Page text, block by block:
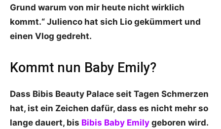
Grund warum von mir heute nicht wirklich
kommt.“ Julienco hat sich Lio gekümmert und
einen Vlog gedreht.
Kommt nun Baby Emily?
Dass Bibis Beauty Palace seit Tagen Schmerzen
hat, ist ein Zeichen dafür, dass es nicht mehr so
lange dauert, bis Bibis Baby Emily geboren wird.